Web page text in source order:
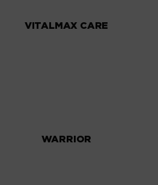
VITALMAX CARE
WARRIOR